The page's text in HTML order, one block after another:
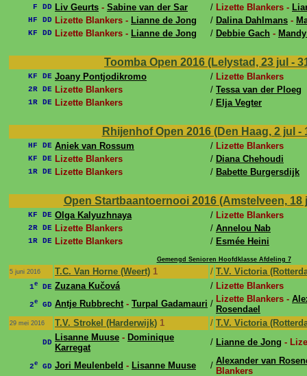
F DD Liv Geurts - Sabine van der Sar / Lizette Blankers -
HF DD Lizette Blankers - Lianne de Jong / Dalina Dahlmans -
KF DD Lizette Blankers - Lianne de Jong / Debbie Gach -
Toomba Open 2016 (Lelystad, 23 jul -
KF DE Joany Pontjodikromo / Lizette Blankers
2R DE Lizette Blankers / Tessa van der Ploeg
1R DE Lizette Blankers / Elja Vegter
Rhijenhof Open 2016 (Den Haag, 2 jul -
HF DE Aniek van Rossum / Lizette Blankers
KF DE Lizette Blankers / Diana Chehoudi
1R DE Lizette Blankers / Babette Burgersdijk
Open Startbaantoernooi 2016 (Amstelveen, 18
KF DE Olga Kalyuzhnaya / Lizette Blankers
2R DE Lizette Blankers / Annelou Nab
1R DE Lizette Blankers / Esmée Heini
Gemengd Senioren Hoofdklasse Afdeling 7
5 juni 2016
T.C. Van Horne (Weert) 1 / T.V. Victoria
1e DE Zuzana Kučová / Lizette Blankers
2e GD Antje Rubbrecht- Turpal Gadamauri / Lizette Blankers -
Rosendael
29 mei 2016 T.V. Strokel (Harderwijk) 1 / T.V. Victoria
DD Lisanne Muuse - Dominique
Karregat
/ Lianne de Jong -
2e GD Jori Meulenbeld - Lisanne Muuse / Alexander van
Blankers